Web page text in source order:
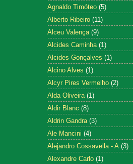
Agnaldo Timóteo (5)
Alberto Ribeiro (11)
Alceu Valença (9)
Alcides Caminha (1)
Alcides Gonçalves (1)
Alcino Alves (1)
Alcyr Pires Vermelho (2)
Alda Oliveira (1)
Aldir Blanc (8)
Aldrin Gandra (3)
Ale Mancini (4)
Alejandro Cossavella - A (3)
Alexandre Carlo (1)